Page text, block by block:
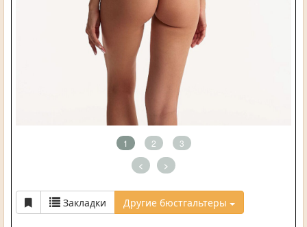
1 2 3
< >
Закладки Другие бюстгальтеры